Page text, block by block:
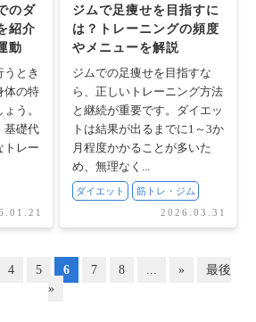
のダ
紹介
動
うとき
体の特
う。
基礎代
トレー
ジムで足痩せを目指すに
は？トレーニングの頻度
やメニューを解説
ジムでの足痩せを目指すな
ら、正しいトレーニング方法
と継続が重要です。ダイエッ
トは結果が出るまでに1～3か
月程度かかることが多いた
め、無理なく...
ダイエット 筋トレ・ジム
2026.03.31
4 5 6 7 8 ... »
最後
»